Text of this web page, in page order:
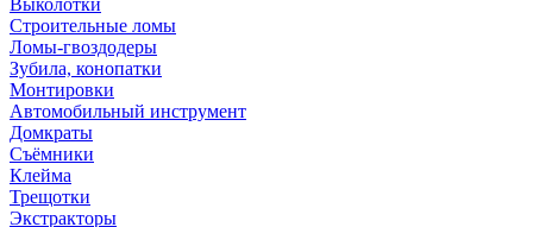
Выколотки
Строительные ломы
Ломы-гвоздодеры
Зубила, конопатки
Монтировки
Автомобильный инструмент
Домкраты
Съёмники
Клейма
Трещотки
Экстракторы